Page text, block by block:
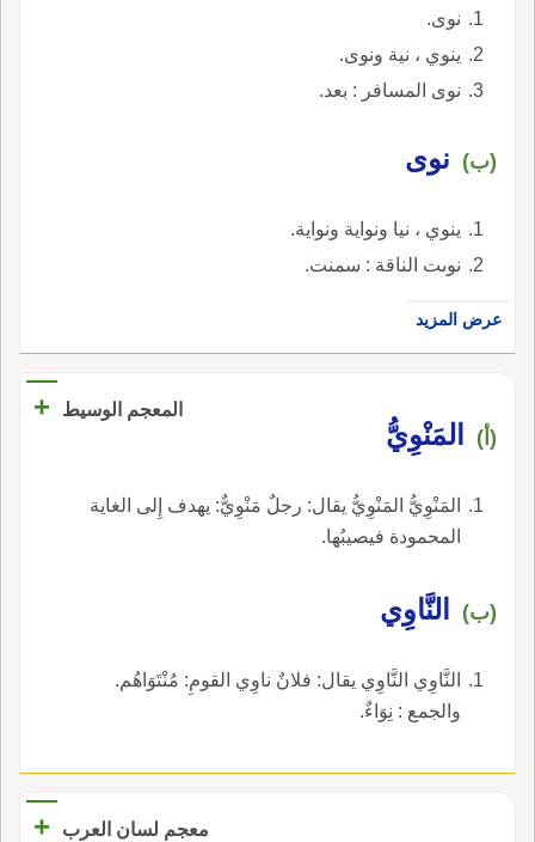
نوى.
ينوي ، نية ونوى.
نوى المسافر : بعد.
(ب) نوى
ينوي ، نيا ونواية ونواية.
نوىت الناقة : سمنت.
عرض المزيد
المعجم الوسيط +
(أ) المَنْوِيُّ
المَنْوِيُّ المَنْوِيُّ يقال: رجلٌ مَنْوِيٌّ: يهدف إِلى الغاية
المحمودة فيصيبُها.
(ب) النَّاوِي
النَّاوِي النَّاوِي يقال: فلانٌ ناوِي القومِ: مُنْتَوَاهُم.
والجمع : نِوَاءٌ.
معجم لسان العرب
+